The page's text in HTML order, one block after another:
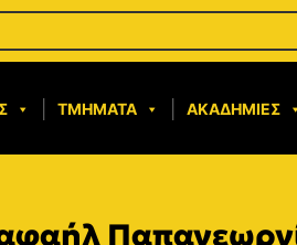
ΤΜΉΜΑΤΑ ΑΚΑΔΗΜΊΕΣ